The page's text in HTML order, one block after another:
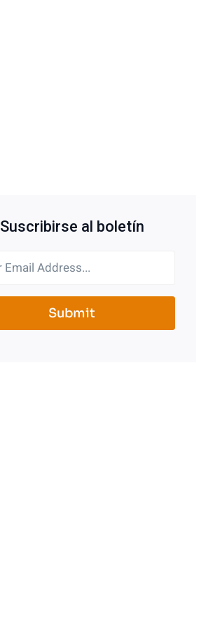
Suscribirse al boletín
Submit